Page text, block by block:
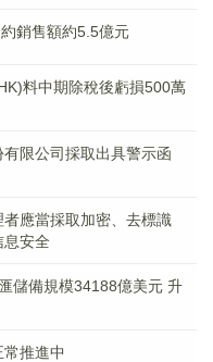
銷售額約5.5億元
料中期除稅後虧損500萬
限公司採取出具警示函
應當採取加密、去標識
安全
儲備規模34188億美元 升
推進中